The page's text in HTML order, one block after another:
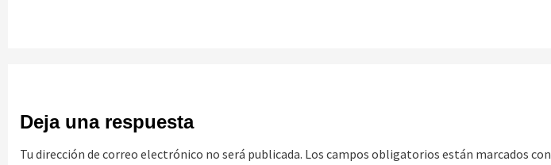
Deja una respuesta
Tu dirección de correo electrónico no será publicada. Los campos obligatorios están marcados con